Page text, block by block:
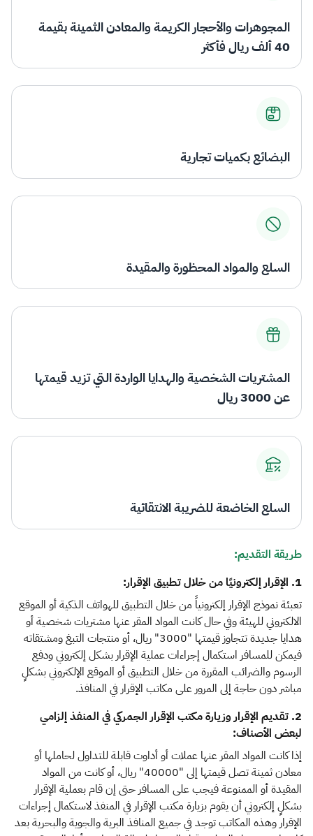
المجوهرات والأحجار الكريمة والمعادن الثمينة بقيمة
40 ألف ريال فأكثر
البضائع بكميات تجارية
السلع والمواد المحظورة والمقيدة
المشتريات الشخصية والهدايا الواردة التي تزيد قيمتها
عن 3000 ريال
السلع الخاضعة للضريبة الانتقائية
طريقة التقديم:
1. الإقرار إلكترونيًا من خلال تطبيق الإقرار:
تعبئة نموذج الإقرار إلكترونياً من خلال التطبيق للهواتف الذكية أو الموقع
الالكتروني للهيئة وفي حال كانت المواد المقر عنها مشتريات شخصية أو
هدايا جديدة تتجاوز قيمتها "3000" ريال، أو منتجات التبغ ومشتقاته
فيمكن للمسافر استكمال إجراءات عملية الإقرار بشكل إلكتروني ودفع
الرسوم والضرائب المقررة من خلال التطبيق أو الموقع الإلكتروني بشكلٍ
مباشر دون حاجة إلى المرور على مكاتب الإقرار في المنافذ.
2. تقديم الإقرار وزيارة مكتب الإقرار الجمركي في المنفذ إلزامي
لبعض الأصناف:
إذا كانت المواد المقر عنها عملات أو أداوت قابلة للتداول لحاملها أو
معادن ثمينة تصل قيمتها إلى "40000" ريال، أو كانت من المواد
المقيدة أو الممنوعة فيجب على المسافر حتى إن قام بعملية الإقرار
بشكلٍ إلكتروني أن يقوم بزيارة مكتب الإقرار في المنفذ لاستكمال إجراءات
الإقرار وهذه المكاتب توجد في جميع المنافذ البرية والجوية والبحرية بعد